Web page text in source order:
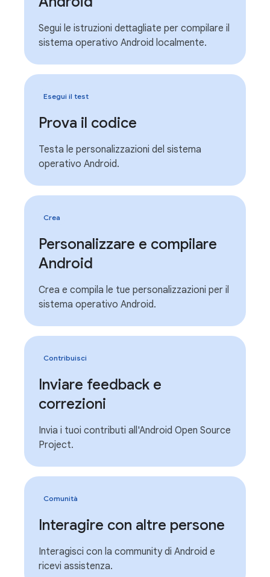
Segui le istruzioni dettagliate per compilare il
sistema operativo Android localmente.
Esegui il test
Prova il codice
Testa le personalizzazioni del sistema
operativo Android.
Crea
Personalizzare e compilare
Android
Crea e compila le tue personalizzazioni per il
sistema operativo Android.
Contribuisci
Inviare feedback e
correzioni
Invia i tuoi contributi all'Android Open Source
Project.
Comunità
Interagire con altre persone
Interagisci con la community di Android e
ricevi assistenza.